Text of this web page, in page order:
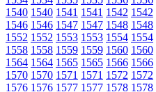
1540 1540 1541 1541 1542 1542
1546 1546 1547 1547 1548 1548
1552 1552 1553 1553 1554 1554
1558 1558 1559 1559 1560 1560
1564 1564 1565 1565 1566 1566
1570 1570 1571 1571 1572 1572
1576 1576 1577 1577 1578 1578